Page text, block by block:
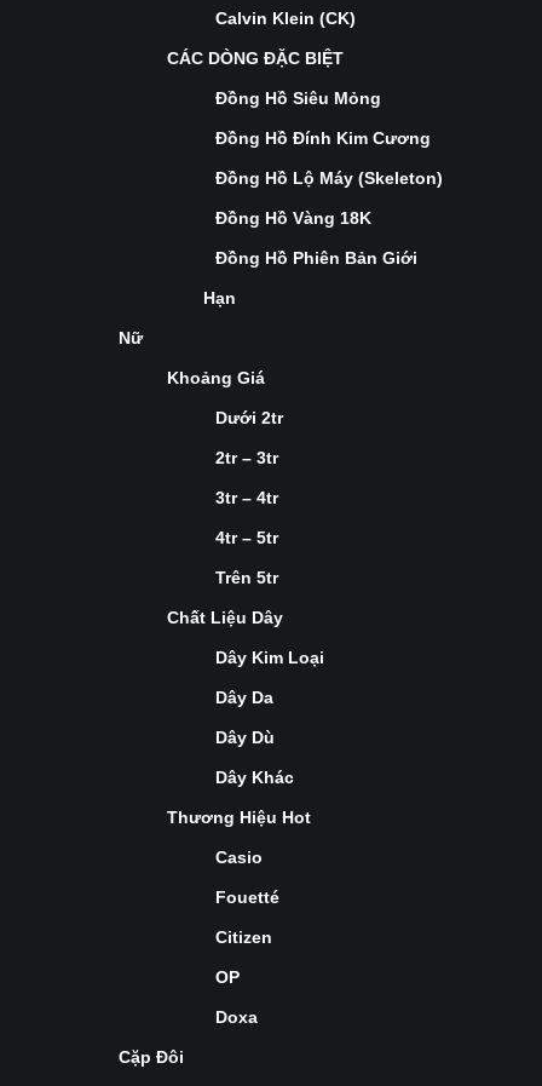
Calvin Klein (CK)
CÁC DÒNG ĐẶC BIỆT
Đồng Hồ Siêu Mỏng
Đồng Hồ Đính Kim Cương
Đồng Hồ Lộ Máy (Skeleton)
Đồng Hồ Vàng 18K
Đồng Hồ Phiên Bản Giới
Hạn
Nữ
Khoảng Giá
Dưới 2tr
2tr – 3tr
3tr – 4tr
4tr – 5tr
Trên 5tr
Chất Liệu Dây
Dây Kim Loại
Dây Da
Dây Dù
Dây Khác
Thương Hiệu Hot
Casio
Fouetté
Citizen
OP
Doxa
Cặp Đôi